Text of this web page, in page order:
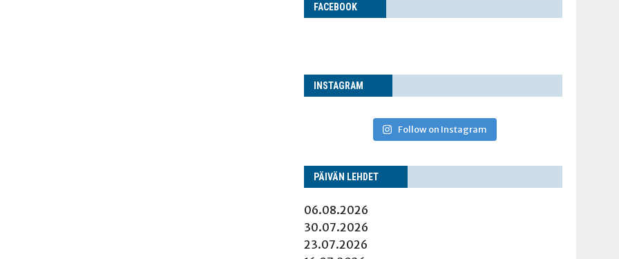
FACE­BOOK
INS­TA­GRAM
Follow on Instagram
PÄI­VÄN LEHDET
06.08.2026
30.07.2026
23.07.2026